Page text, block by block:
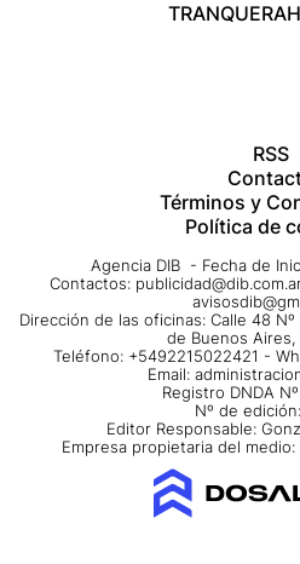
TRANQUERA
RSS
Términos y
Política de
Agencia DIB - Fecha de
Contactos:
Dirección de las oficinas: Calle 48
de Buenos
Teléfono: +5492215022421 -
Email:
Registro DNDA
Nº de
Editor Responsable:
Empresa propietaria del